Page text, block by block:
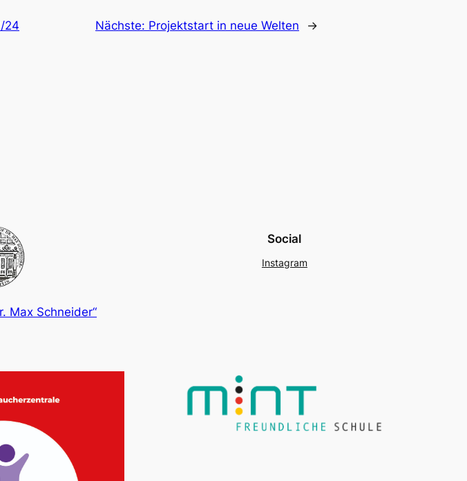
24 Nächste: Projektstart in neue Welten →
Max Schneider“
Social
Instagram